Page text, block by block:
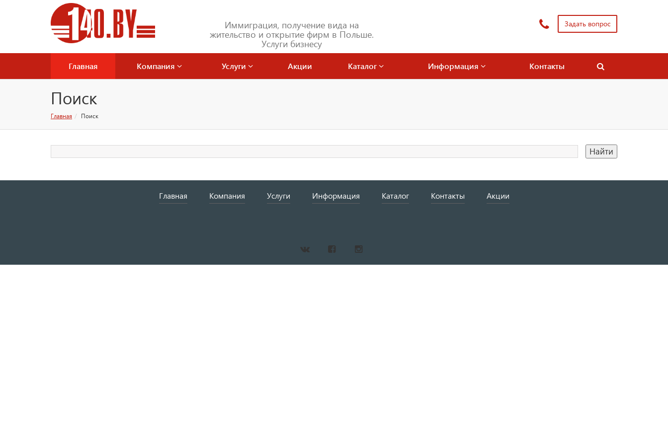
Иммиграция, получение вида на
жительство и открытие фирм в Польше.
Услуги бизнесу
Задать вопрос
Главная Компания Услуги Акции Каталог Информация Контакты
Поиск
Главная Поиск
Главная Компания Услуги Информация Каталог Контакты Акции